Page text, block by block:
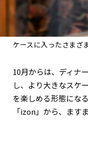
ケースに入ったさまざ
10月からは、ディナ
し、より大きなスケ
を楽しめる形態にな
「izon」から、ます